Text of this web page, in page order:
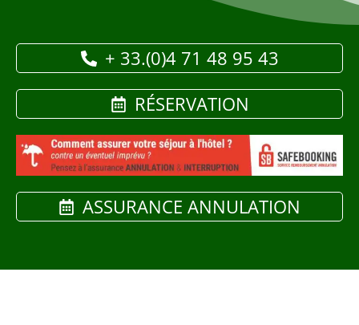
+ 33.(0)4 71 48 95 43
RÉSERVATION
ASSURANCE ANNULATION